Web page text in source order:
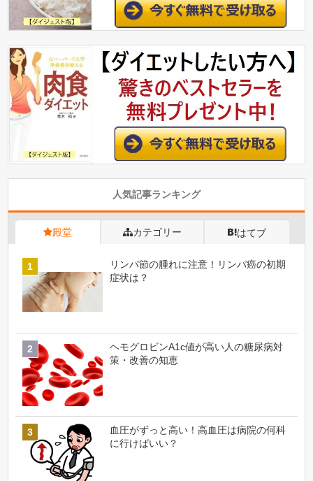
人気記事ランキング
殿堂 カテゴリー はてブ
リンパ節の腫れに注意！リンパ癌の初期
症状は？
ヘモグロビンA1c値が高い人の糖尿病対
策・改善の知恵
血圧がずっと高い！高血圧は病院の何科
に行けばいい？